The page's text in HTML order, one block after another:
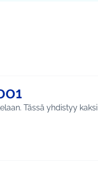
Tässä yhdistyy kaksi